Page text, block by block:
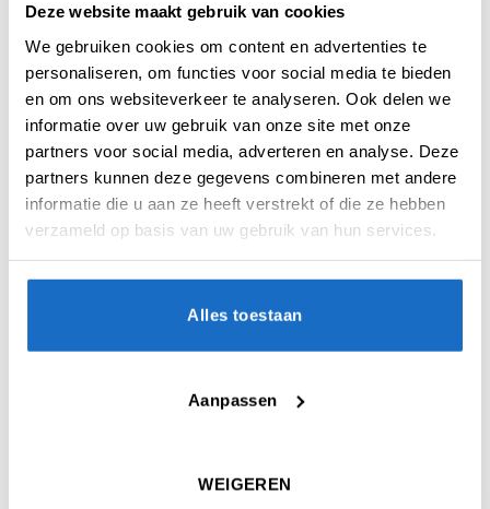
Deze website maakt gebruik van cookies
We gebruiken cookies om content en advertenties te
personaliseren, om functies voor social media te bieden
en om ons websiteverkeer te analyseren. Ook delen we
informatie over uw gebruik van onze site met onze
partners voor social media, adverteren en analyse. Deze
partners kunnen deze gegevens combineren met andere
informatie die u aan ze heeft verstrekt of die ze hebben
verzameld op basis van uw gebruik van hun services.
Alles toestaan
Aanpassen
WEIGEREN
BESCHRIJVING
AANVULLENDE INFORMATIE
De Bull’s Phantom Grip Red is een dartset met
barrels van 90% Tungsten.
Dit is precies hetzelfde model als de al jaren
titanium en met red pct coating. D
gehele barrel een phantom grip. Het licht